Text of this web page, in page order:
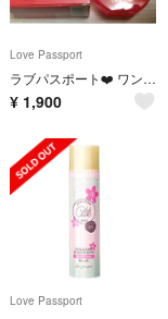
Love Passport
ラブパスポート❤️ ワンラブ オードパルファム
¥ 1,900
Love Passport